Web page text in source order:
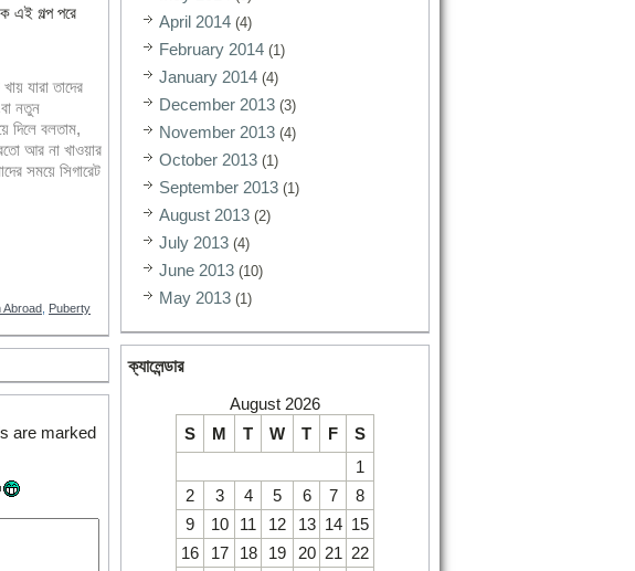
এই গল্প পরে
যারা তাদের
নতুন
দিলে বলতাম,
আর না খাওয়ার
সময়ে সিগারেট
Abroad Puberty
are marked
April 2014 (4)
February 2014 (1)
January 2014 (4)
December 2013 (3)
November 2013 (4)
October 2013 (1)
September 2013 (1)
August 2013 (2)
July 2013 (4)
June 2013 (10)
May 2013 (1)
ক্যালেন্ডার
August 2026
S
M T W T F
S
1
2
3 4 5 6 7
8
9
10 11 12 13 14 15
16
17 18 19 20 21 22